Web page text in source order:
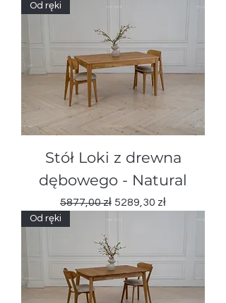
Od ręki
Stół Loki z drewna
dębowego - Natural
Regularna cena
5877,00 zł Cena rabatowa
5289,30 zł
Od ręki